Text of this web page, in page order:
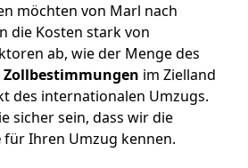
möchten von Marl nach
die Kosten stark von
ab, wie der Menge des
Zollbestimmungen im Zielland
des internationalen Umzugs.
sicher sein, dass wir die
für Ihren Umzug kennen.